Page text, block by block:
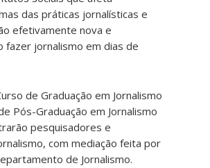
das práticas jornalísticas e
efetivamente nova e
fazer jornalismo em dias de
de Graduação em Jornalismo
Pós-Graduação em Jornalismo
pesquisadores e
com mediação feita por
de Jornalismo.